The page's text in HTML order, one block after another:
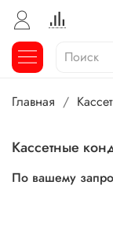
Главная
Кассетные
По вашему